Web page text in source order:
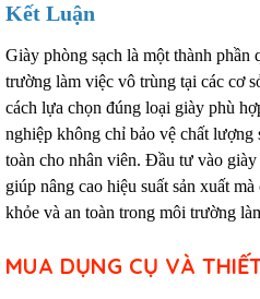
Kết Luận
Giày phòng sạch là một thành
trường làm việc vô trùng tại các cơ
cách lựa chọn đúng loại giày phù
nghiệp không chỉ bảo vệ chất lượng
toàn cho nhân viên. Đầu tư vào
giúp nâng cao hiệu suất sản xuất
khỏe và an toàn trong môi trường
MUA DỤNG CỤ VÀ